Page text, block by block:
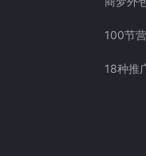
100节
18种推